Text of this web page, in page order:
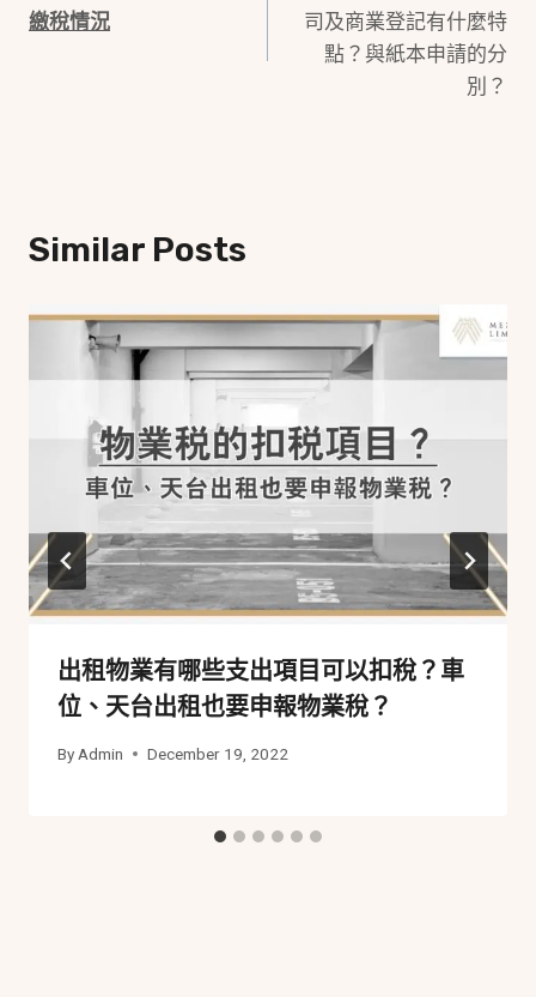
繳稅情況
司及商業登記有什麼特
點？與紙本申請的分
別？
Similar Posts
出租物業有哪些支出項目可以扣稅？車
位、天台出租也要申報物業稅？
By Admin December 19, 2022